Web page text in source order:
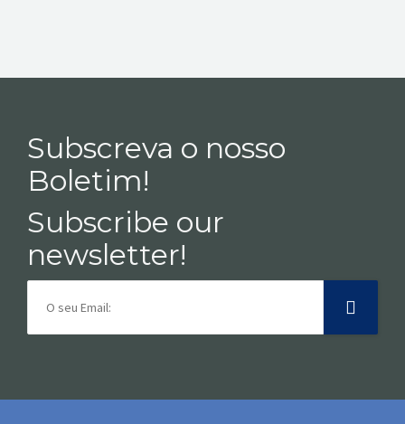
Subscreva o nosso
Boletim!
Subscribe our
newsletter!